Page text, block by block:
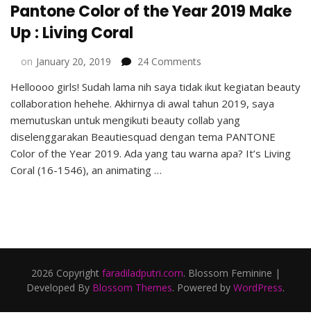
Pantone Color of the Year 2019 Make
Up : Living Coral
on January 20, 2019 24 Comments
Color
of
the
Year
Helloooo girls! Sudah lama nih saya tidak ikut kegiatan beauty
collaboration hehehe. Akhirnya di awal tahun 2019, saya
memutuskan untuk mengikuti beauty collab yang
diselenggarakan Beautiesquad dengan tema PANTONE
Color of the Year 2019. Ada yang tau warna apa? It’s Living
Coral (16-1546), an animating …
2026 Copyright faradiladputri.com. Blossom Feminine |
Developed By Blossom Themes. Powered by WordPress.